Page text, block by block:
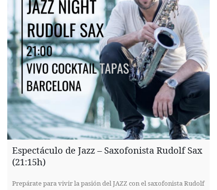
Espectáculo de Jazz – Saxofonista Rudolf Sax
(21:15h)
Prepárate para vivir la pasión del JAZZ con el saxofonista Rudolf